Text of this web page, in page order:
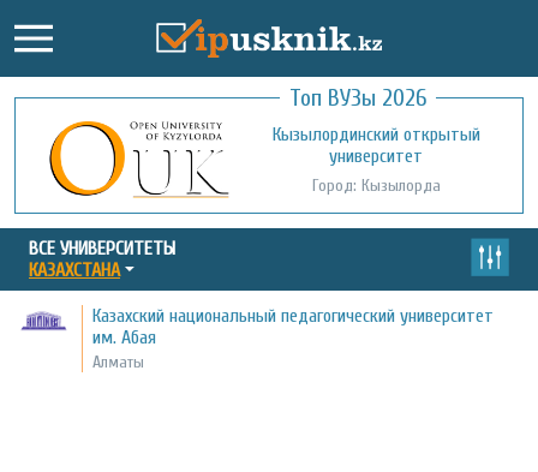
Топ ВУЗы 2026
Кызылординский открытый
университет
Город: Кызылорда
Международный казахско-турецкий
университет им. Х.А. Ясави
Город: Туркестан
ВСЕ УНИВЕРСИТЕТЫ
КАЗАХСТАНА
Казахский национальный педагогический университет
им. Абая
Алматы